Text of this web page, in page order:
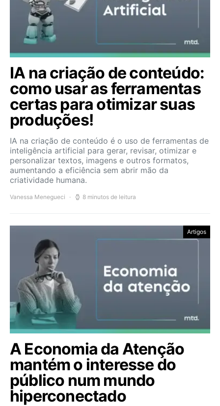
IA na criação de conteúdo:
como usar as ferramentas
certas para otimizar suas
produções!
IA na criação de conteúdo é o uso de ferramentas de
inteligência artificial para gerar, revisar, otimizar e
personalizar textos, imagens e outros formatos,
aumentando a eficiência sem abrir mão da
criatividade humana.
Vanessa Menegueci 8 minutos de leitura
Artigos
A Economia da Atenção
mantém o interesse do
público num mundo
hiperconectado